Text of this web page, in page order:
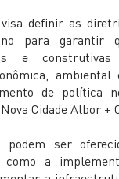
definir as
para garantir
e
de política
Cidade Albor +
ser
como a